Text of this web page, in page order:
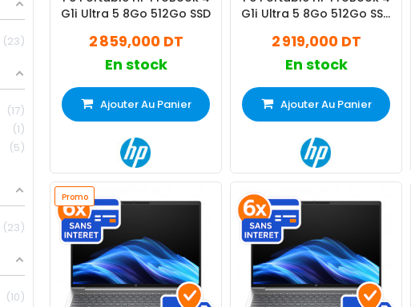
23
17
1
5
23
10
G1i Ultra 5 8Go 512Go SSD
2 859,000 DT
En stock
Ajouter Au Panier
G1i Ultra 5 8Go 512Go SSD
2 919,000 DT
En stock
Ajouter Au Panier
Promo